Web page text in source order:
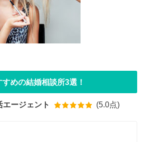
すめの結婚相談所3選！
エージェント (5.0点)